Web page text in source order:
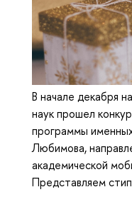
В начале декабря
наук прошел
программы
Любимова,
академической
Представляем